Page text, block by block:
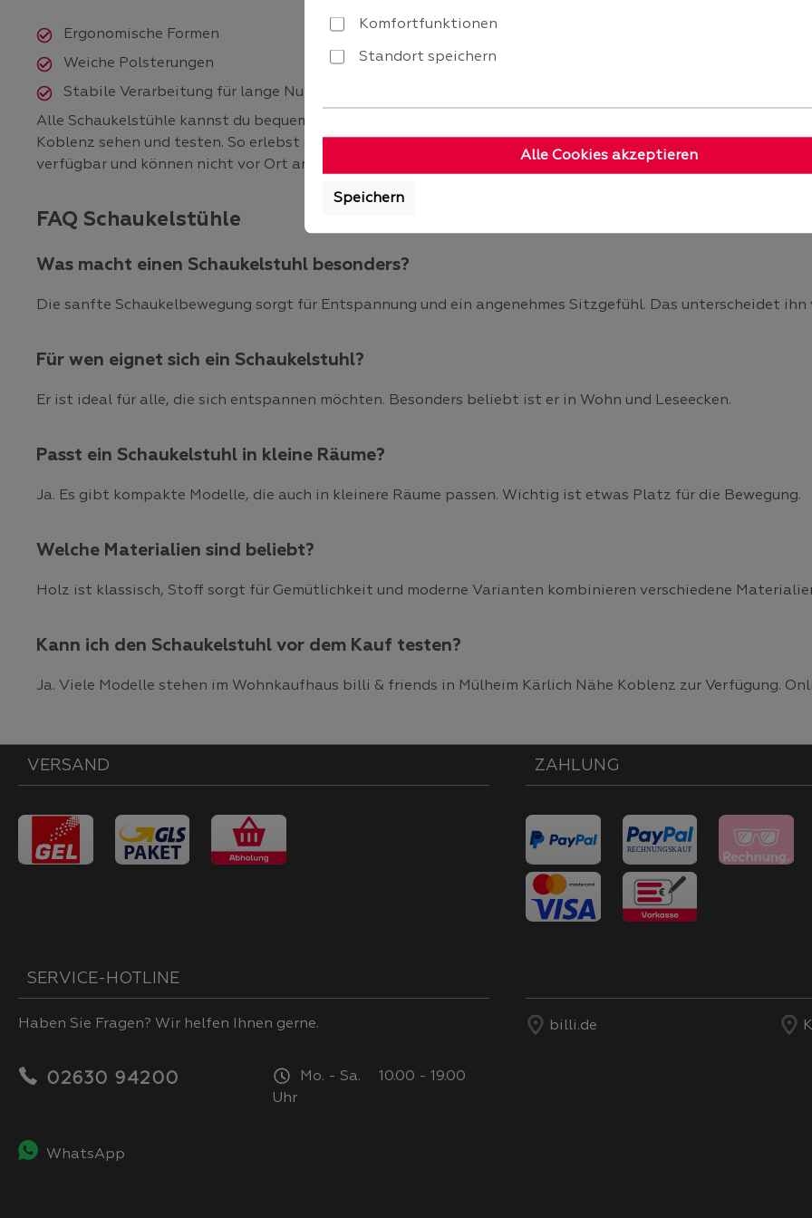
Ergonomische Formen
Weiche Polsterungen
Stabile Verarbeitung für lange Nutzung
Alle Schaukelstühle kannst du bequem im Online Shop von billi.de kaufen. Viele Modelle kannst du auch im
Koblenz sehen und testen. So erlebst du die angenehme Bewegung und den Sitzkomfort direkt vor Ort.
verfügbar und können nicht vor Ort angesehen werden.
FAQ Schaukelstühle
Was macht einen Schaukelstuhl besonders?
Die sanfte Schaukelbewegung sorgt für Entspannung und ein angenehmes Sitzgefühl. Das unterscheidet ihn
Für wen eignet sich ein Schaukelstuhl?
Er ist ideal für alle, die sich entspannen möchten. Besonders beliebt ist er in Wohn und Leseecken.
Passt ein Schaukelstuhl in kleine Räume?
Ja. Es gibt kompakte Modelle, die auch in kleinere Räume passen. Wichtig ist etwas Platz für die Bewegung.
Welche Materialien sind beliebt?
Holz ist klassisch, Stoff sorgt für Gemütlichkeit und moderne Varianten kombinieren verschiedene
Kann ich den Schaukelstuhl vor dem Kauf testen?
Ja. Viele Modelle stehen im Wohnkaufhaus billi & friends in Mülheim Kärlich Nähe Koblenz zur Verfügung.
VERSAND ZAHLUNG
SERVICE-HOTLINE
Haben Sie Fragen? Wir helfen Ihnen gerne.
02630 94200
Mo. - Sa. 10.00 - 19.00
Uhr
WhatsApp
billi.de
Komfortfunktionen
Standort speichern
Alle Cookies akzeptieren
Speichern